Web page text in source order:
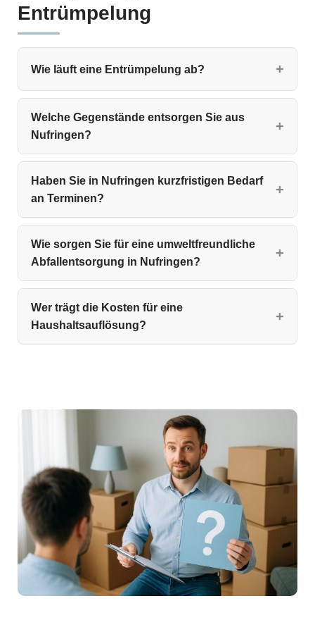
Entrümpelung
Wie läuft eine Entrümpelung ab?
Welche Gegenstände entsorgen Sie aus
Nufringen?
Haben Sie in Nufringen kurzfristigen Bedarf
an Terminen?
Wie sorgen Sie für eine umweltfreundliche
Abfallentsorgung in Nufringen?
Wer trägt die Kosten für eine
Haushaltsauflösung?